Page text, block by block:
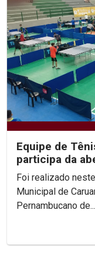
Equipe de
participa da
Foi realizado
Municipal de
Pernambucano de...